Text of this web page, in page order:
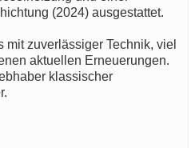
(2024) ausgestattet.
mit zuverlässiger Technik, viel
aktuellen Erneuerungen.
klassischer